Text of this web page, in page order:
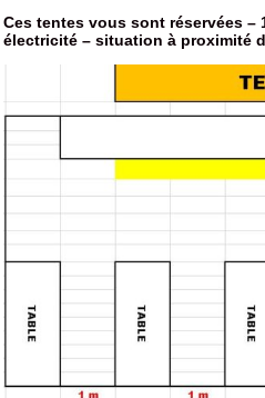
Ces tentes vous sont réservées
électricité – situation à proximité